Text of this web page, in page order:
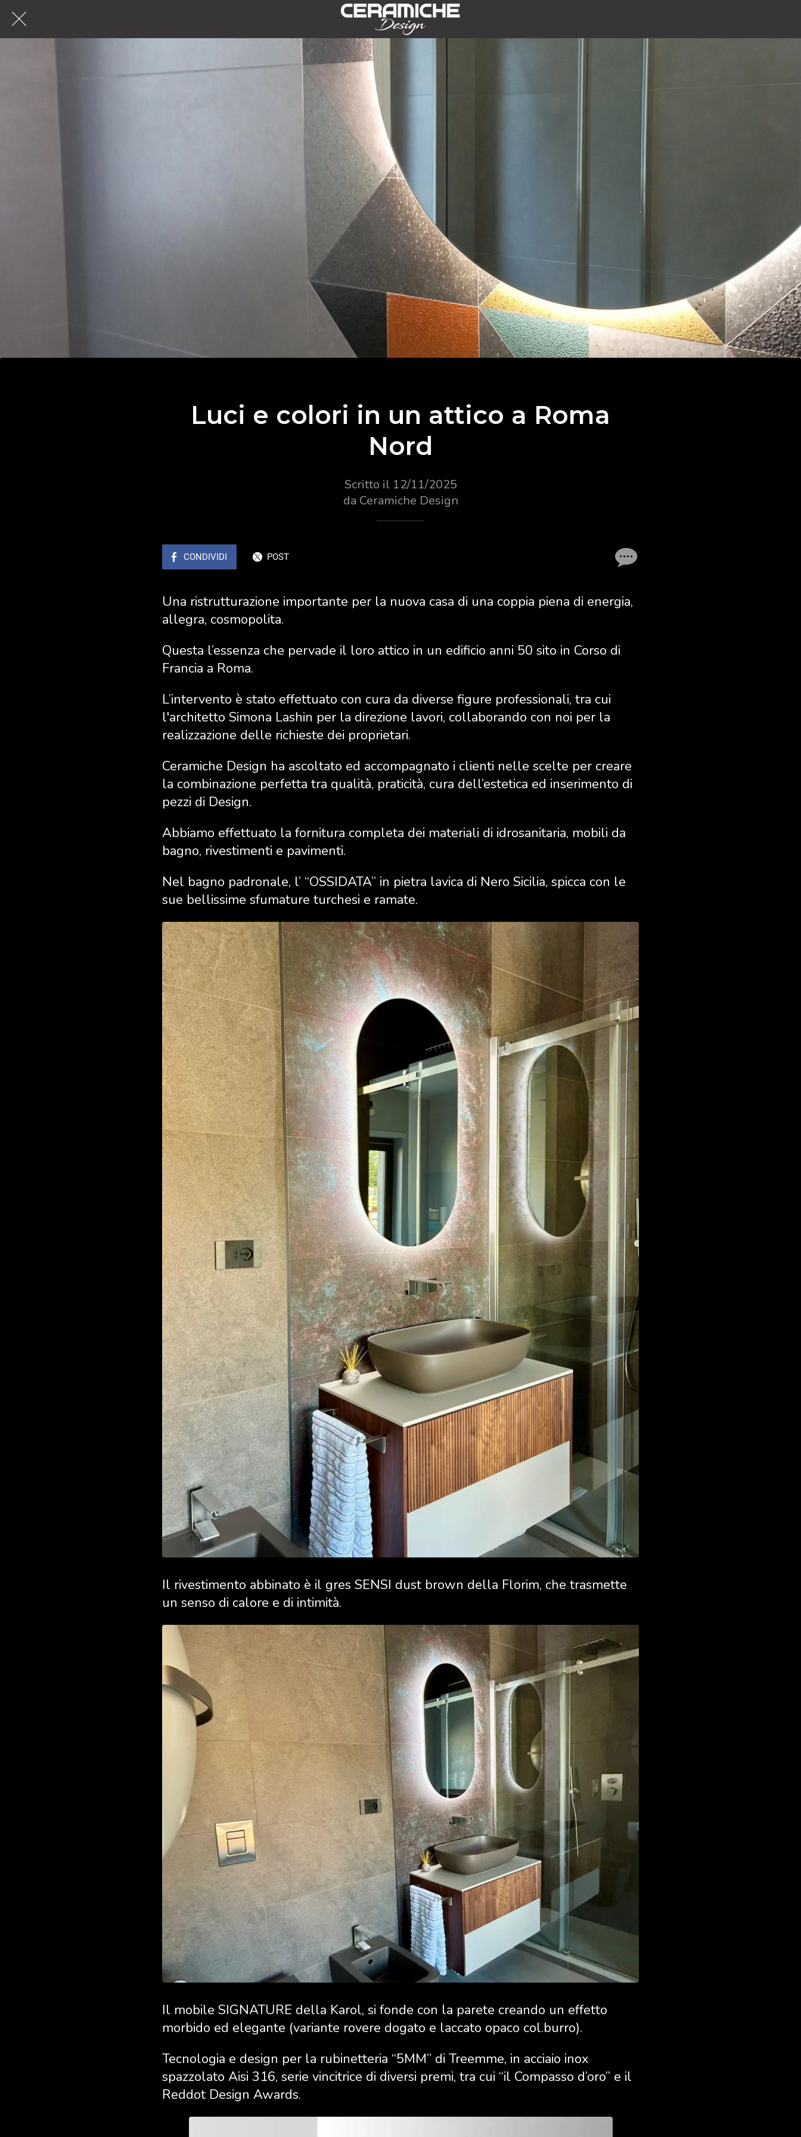
Luci e colori in un attico a Roma
Nord
Scritto il 12/11/2025
da Ceramiche Design
CONDIVIDI POST
Una ristrutturazione importante per la nuova casa di una coppia piena di energia,
allegra, cosmopolita.
Questa l’essenza che pervade il loro attico in un edificio anni 50 sito in Corso di
Francia a Roma.
L’intervento è stato effettuato con cura da diverse figure professionali, tra cui
l'architetto Simona Lashin per la direzione lavori, collaborando con noi per la
realizzazione delle richieste dei proprietari.
Ceramiche Design ha ascoltato ed accompagnato i clienti nelle scelte per creare
la combinazione perfetta tra qualità, praticità, cura dell’estetica ed inserimento di
pezzi di Design.
Abbiamo effettuato la fornitura completa dei materiali di idrosanitaria, mobili da
bagno, rivestimenti e pavimenti.
Nel bagno padronale, l’ “OSSIDATA” in pietra lavica di Nero Sicilia, spicca con le
sue bellissime sfumature turchesi e ramate.
Il rivestimento abbinato è il gres SENSI dust brown della Florim, che trasmette
un senso di calore e di intimità.
Il mobile SIGNATURE della Karol, si fonde con la parete creando un effetto
morbido ed elegante (variante rovere dogato e laccato opaco col.burro).
Tecnologia e design per la rubinetteria “5MM” di Treemme, in acciaio inox
spazzolato Aisi 316, serie vincitrice di diversi premi, tra cui “il Compasso d’oro” e il
Reddot Design Awards.